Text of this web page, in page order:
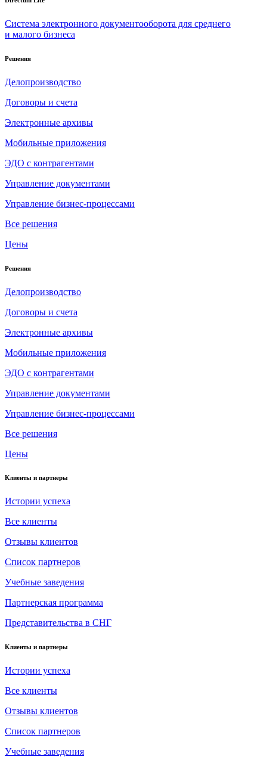
Система электронного документооборота для среднего
и малого бизнеса
Решения
Делопроизводство
Договоры и счета
Электронные архивы
Мобильные приложения
ЭДО с контрагентами
Управление документами
Управление бизнес-процессами
Все решения
Цены
Решения
Делопроизводство
Договоры и счета
Электронные архивы
Мобильные приложения
ЭДО с контрагентами
Управление документами
Управление бизнес-процессами
Все решения
Цены
Клиенты и партнеры
Истории успеха
Все клиенты
Отзывы клиентов
Список партнеров
Учебные заведения
Партнерская программа
Представительства в СНГ
Клиенты и партнеры
Истории успеха
Все клиенты
Отзывы клиентов
Список партнеров
Учебные заведения